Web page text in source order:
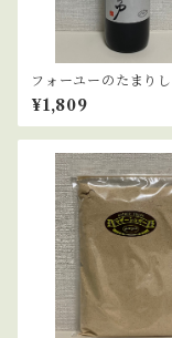
フォーユーのたまり
900ml
¥1,809